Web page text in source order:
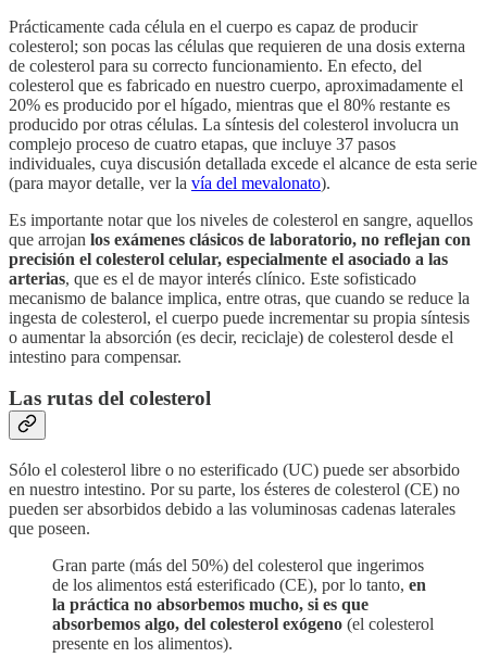
Prácticamente cada célula en el cuerpo es capaz de producir
colesterol; son pocas las células que requieren de una dosis externa
de colesterol para su correcto funcionamiento. En efecto, del
colesterol que es fabricado en nuestro cuerpo, aproximadamente el
20% es producido por el hígado, mientras que el 80% restante es
producido por otras células. La síntesis del colesterol involucra un
complejo proceso de cuatro etapas, que incluye 37 pasos
individuales, cuya discusión detallada excede el alcance de esta serie
(para mayor detalle, ver la vía del mevalonato).
Es importante notar que los niveles de colesterol en sangre, aquellos
que arrojan los exámenes clásicos de laboratorio, no reflejan con
precisión el colesterol celular, especialmente el asociado a las
arterias, que es el de mayor interés clínico. Este sofisticado
mecanismo de balance implica, entre otras, que cuando se reduce la
ingesta de colesterol, el cuerpo puede incrementar su propia síntesis
o aumentar la absorción (es decir, reciclaje) de colesterol desde el
intestino para compensar.
Las rutas del colesterol
Sólo el colesterol libre o no esterificado (UC) puede ser absorbido
en nuestro intestino. Por su parte, los ésteres de colesterol (CE) no
pueden ser absorbidos debido a las voluminosas cadenas laterales
que poseen.
Gran parte (más del 50%) del colesterol que ingerimos
de los alimentos está esterificado (CE), por lo tanto, en
la práctica no absorbemos mucho, si es que
absorbemos algo, del colesterol exógeno (el colesterol
presente en los alimentos).